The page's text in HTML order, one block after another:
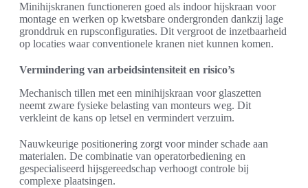
Minihijskranen functioneren goed als indoor hijskraan voor
montage en werken op kwetsbare ondergronden dankzij lage
gronddruk en rupsconfiguraties. Dit vergroot de inzetbaarheid
op locaties waar conventionele kranen niet kunnen komen.
Vermindering van arbeidsintensiteit en risico’s
Mechanisch tillen met een minihijskraan voor glaszetten
neemt zware fysieke belasting van monteurs weg. Dit
verkleint de kans op letsel en vermindert verzuim.
Nauwkeurige positionering zorgt voor minder schade aan
materialen. De combinatie van operatorbediening en
gespecialiseerd hijsgereedschap verhoogt controle bij
complexe plaatsingen.